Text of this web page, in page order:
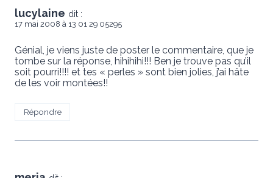
lucylaine dit :
17 mai 2008 à 13 01 29 05295
Génial, je viens juste de poster le commentaire, que je
tombe sur la réponse, hihihihi!!! Ben je trouve pas qu’il
soit pourri!!!! et tes « perles » sont bien jolies, j’ai hâte
de les voir montées!!
Répondre